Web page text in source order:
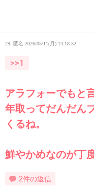
29. 匿名 2026/05/11(月) 14:18:32
>>1
アラフォーでもと
年取ってだんだん
くるね。
鮮やかめなのが丁
2件の返信